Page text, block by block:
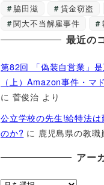
脇田滋
賃金窃盗
関大不当解雇事件
最近の
第82回 「偽装自営業」
（上）Amazon事件・マ
に 菅俊治 より
公立学校の先生!給特法
のか? に 鹿児島県の教職
アー